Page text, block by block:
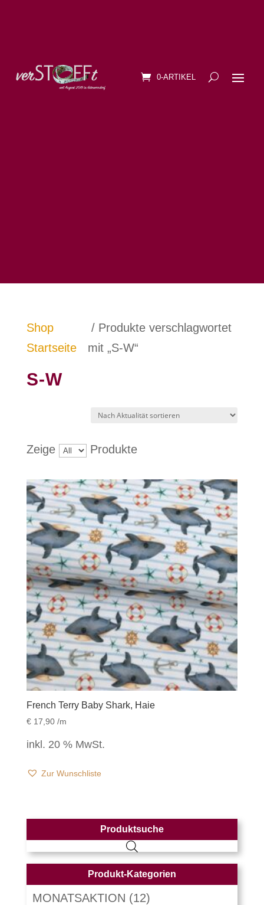
0-ARTIKEL
Shop
Startseite
/ Produkte verschlagwortet
mit „S-W“
S-W
Zeige Produkte
French Terry Baby Shark, Haie
€17,90/m
inkl. 20 % MwSt.
Zur Wunschliste
Produktsuche
Produkt-Kategorien
MONATSAKTION (12)